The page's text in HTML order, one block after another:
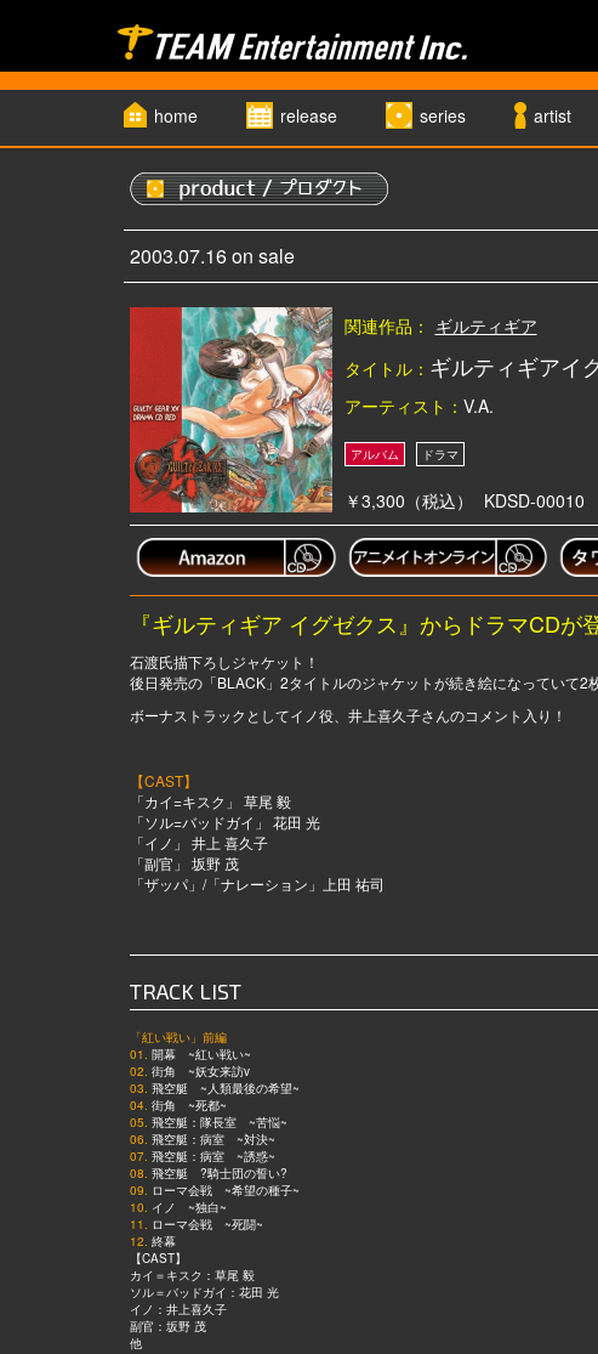
home release series artist
2003.07.16 on sale
関連作品： ギルティギア
タイトル： ギルティギアイ
アーティスト： V.A.
￥3,300（税込） KDSD-00010
『ギルティギア イグゼクス』からドラマCDが
石渡氏描下ろしジャケット！
後日発売の「BLACK」2タイトルのジャケットが続き絵になっていて2
ボーナストラックとしてイノ役、井上喜久子さんのコメント入り！
【CAST】
「カイ=キスク」 草尾 毅
「ソル=バッドガイ」 花田 光
「イノ」 井上 喜久子
「副官」 坂野 茂
「ザッパ」/「ナレーション」上田 祐司
TRACK LIST
「紅い戦い」前編
01. 開幕 ~紅い戦い~
02. 街角 ~妖女来訪v
03. 飛空艇 ~人類最後の希望~
04. 街角 ~死都~
05. 飛空艇：隊長室 ~苦悩~
06. 飛空艇：病室 ~対決~
07. 飛空艇：病室 ~誘惑~
08. 飛空艇 ?騎士団の誓い?
09. ローマ会戦 ~希望の種子~
10. イノ ~独白~
11. ローマ会戦 ~死闘~
12. 終幕
【CAST】
カイ＝キスク：草尾 毅
ソル＝バッドガイ：花田 光
イノ：井上喜久子
副官：坂野 茂
他